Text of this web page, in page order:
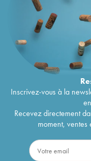
Inscrivez-vous à la
Recevez directement
moment, ventes